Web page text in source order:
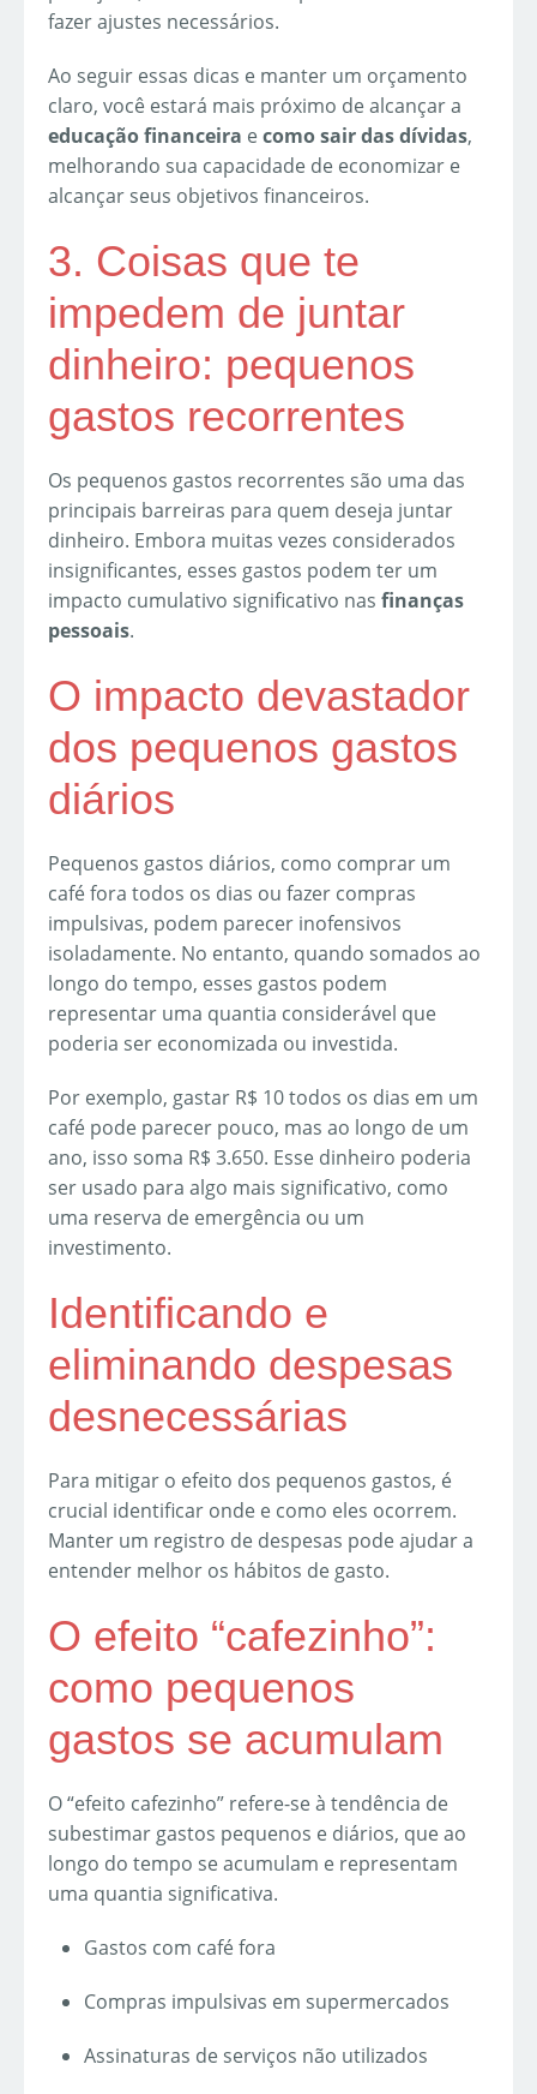
fazer ajustes necessários.
Ao seguir essas dicas e manter um orçamento
claro, você estará mais próximo de alcançar a
educação financeira ecomo sair das dívidas,
melhorando sua capacidade de economizar e
alcançar seus objetivos financeiros.
3. Coisas que te
impedem de juntar
dinheiro: pequenos
gastos recorrentes
Os pequenos gastos recorrentes são uma das
principais barreiras para quem deseja juntar
dinheiro. Embora muitas vezes considerados
insignificantes, esses gastos podem ter um
impacto cumulativo significativo nas finanças
pessoais.
O impacto devastador
dos pequenos gastos
diários
Pequenos gastos diários, como comprar um
café fora todos os dias ou fazer compras
impulsivas, podem parecer inofensivos
isoladamente. No entanto, quando somados ao
longo do tempo, esses gastos podem
representar uma quantia considerável que
poderia ser economizada ou investida.
Por exemplo, gastar R$ 10 todos os dias em um
café pode parecer pouco, mas ao longo de um
ano, isso soma R$ 3.650. Esse dinheiro poderia
ser usado para algo mais significativo, como
uma reserva de emergência ou um
investimento.
Identificando e
eliminando despesas
desnecessárias
Para mitigar o efeito dos pequenos gastos, é
crucial identificar onde e como eles ocorrem.
Manter um registro de despesas pode ajudar a
entender melhor os hábitos de gasto.
O efeito “cafezinho”:
como pequenos
gastos se acumulam
O “efeito cafezinho” refere-se à tendência de
subestimar gastos pequenos e diários, que ao
longo do tempo se acumulam e representam
uma quantia significativa.
Gastos com café fora
Compras impulsivas em supermercados
Assinaturas de serviços não utilizados